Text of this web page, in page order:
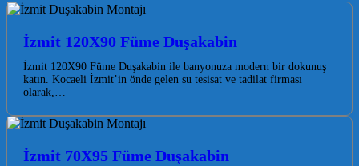
İzmit 120X90 Füme Duşakabin
İzmit 120X90 Füme Duşakabin ile banyonuza modern bir dokunuş
katın. Kocaeli İzmit’in önde gelen su tesisat ve tadilat firması
olarak,…
İzmit 70X95 Füme Duşakabin